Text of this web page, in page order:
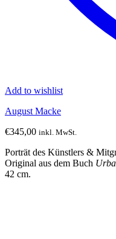
Add to wishlist
August Macke
€345,00 inkl. MwSt.
Porträt des Künstlers &
Original aus dem Buch
42 cm.